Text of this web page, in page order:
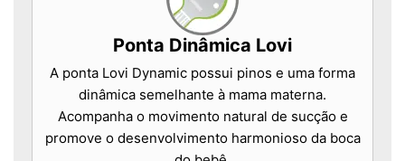
Ponta Dinâmica Lovi
A ponta Lovi Dynamic possui pinos e uma forma
dinâmica semelhante à mama materna.
Acompanha o movimento natural de sucção e
promove o desenvolvimento harmonioso da boca